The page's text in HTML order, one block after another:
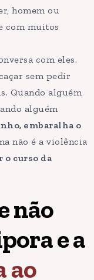
homem ou
com muitos
com eles.
sem pedir
Quando alguém
alguém
embaralha o
não é a violência
curso da
não
e a
ao